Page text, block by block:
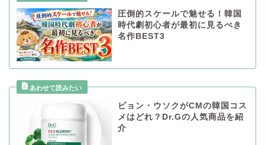
圧倒的スケールで魅せる！韓国
時代劇初心者が最初に見るべき
名作BEST3
ビョン・ウソクがCMの韓国コス
メはどれ？Dr.Gの人気商品を紹
介